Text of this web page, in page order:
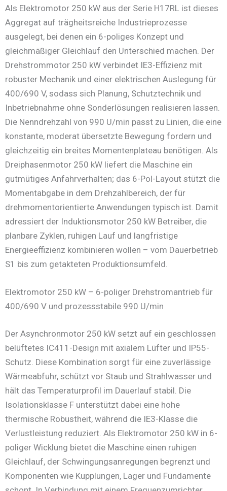
Als Elektromotor 250 kW aus der Serie H17RL ist dieses
Aggregat auf trägheitsreiche Industrieprozesse
ausgelegt, bei denen ein 6-poliges Konzept und
gleichmäßiger Gleichlauf den Unterschied machen. Der
Drehstrommotor 250 kW verbindet IE3-Effizienz mit
robuster Mechanik und einer elektrischen Auslegung für
400/690 V, sodass sich Planung, Schutztechnik und
Inbetriebnahme ohne Sonderlösungen realisieren lassen.
Die Nenndrehzahl von 990 U/min passt zu Linien, die eine
konstante, moderat übersetzte Bewegung fordern und
gleichzeitig ein breites Momentenplateau benötigen. Als
Dreiphasenmotor 250 kW liefert die Maschine ein
gutmütiges Anfahrverhalten; das 6-Pol-Layout stützt die
Momentabgabe in dem Drehzahlbereich, der für
drehmomentorientierte Anwendungen typisch ist. Damit
adressiert der Induktionsmotor 250 kW Betreiber, die
planbare Zyklen, ruhigen Lauf und langfristige
Energieeffizienz kombinieren wollen – vom Dauerbetrieb
S1 bis zum getakteten Produktionsumfeld.
Elektromotor 250 kW – 6-poliger Drehstromantrieb für
400/690 V und prozessstabile 990 U/min
Der Asynchronmotor 250 kW setzt auf ein geschlossen
belüftetes IC411-Design mit axialem Lüfter und IP55-
Schutz. Diese Kombination sorgt für eine zuverlässige
Wärmeabfuhr, schützt vor Staub und Strahlwasser und
hält das Temperaturprofil im Dauerlauf stabil. Die
Isolationsklasse F unterstützt dabei eine hohe
thermische Robustheit, während die IE3-Klasse die
Verlustleistung reduziert. Als Elektromotor 250 kW in 6-
poliger Wicklung bietet die Maschine einen ruhigen
Gleichlauf, der Schwingungsanregungen begrenzt und
Komponenten wie Kupplungen, Lager und Fundamente